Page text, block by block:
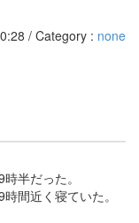
/ Category : none
半だった。
間近く寝ていた。